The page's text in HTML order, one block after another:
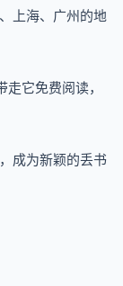
上海、广州的地
它免费阅读，
成为新颖的丢书